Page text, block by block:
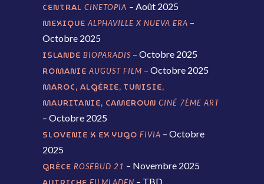
CENTRAL CINETOPIA – Août 2025
MEXIQUEALPHAVILLE X NUEVA ERA –
Octobre 2025
ISLANDE BIOPARADIS – Octobre 2025
ROMANIEAUGUST FILM – Octobre 2025
MAROC, ALGÉRIE, TUNISIE,
MAURITANIE, CAMEROUN CINÉ 7ÈME ART
– Octobre 2025
SLOVENIE X EX YUGO FIVIA – Octobre
2025
GRÈCE ROSEBUD 21 – Novembre 2025
– TBD